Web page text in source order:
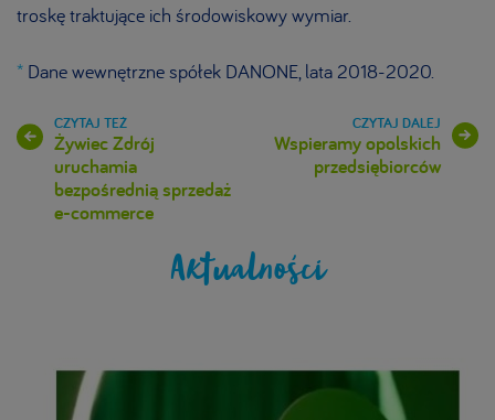
troskę traktujące ich środowiskowy wymiar.
* Dane wewnętrzne spółek DANONE, lata 2018-2020.
Żywiec Zdrój
uruchamia
bezpośrednią sprzedaż
e-commerce
Wspieramy opolskich
przedsiębiorców
Aktualności